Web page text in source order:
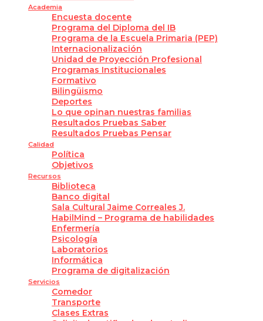
Academia
Encuesta docente
Programa del Diploma del IB
Programa de la Escuela Primaria (PEP)
Internacionalización
Unidad de Proyección Profesional
Programas Institucionales
Formativo
Bilingüismo
Deportes
Lo que opinan nuestras familias
Resultados Pruebas Saber
Resultados Pruebas Pensar
Calidad
Política
Objetivos
Recursos
Biblioteca
Banco digital
Sala Cultural Jaime Correales J.
HabilMind – Programa de habilidades
Enfermería
Psicología
Laboratorios
Informática
Programa de digitalización
Servicios
Comedor
Transporte
Clases Extras